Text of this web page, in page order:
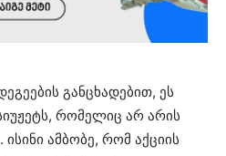
განცხადებით, ეს
რომელიც არ არის
ისინი ამბობე, რომ აქციის